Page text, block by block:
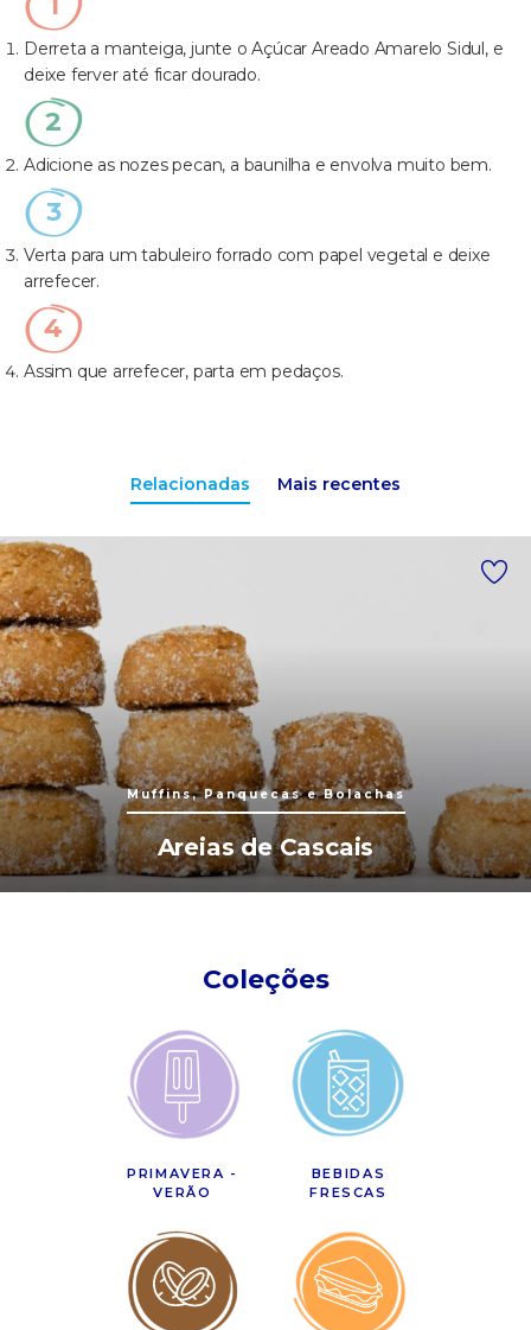
Derreta a manteiga, junte o Açúcar Areado Amarelo Sidul, e
deixe ferver até ficar dourado.
Adicione as nozes pecan, a baunilha e envolva muito bem.
Verta para um tabuleiro forrado com papel vegetal e deixe
arrefecer.
Assim que arrefecer, parta em pedaços.
Relacionadas Mais recentes
Muffins, Panquecas e Bolachas
Areias de Cascais
Coleções
PRIMAVERA -
VERÃO
BEBIDAS
FRESCAS